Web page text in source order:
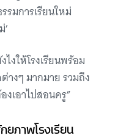
รมการเรียนใหม่
งให้โรงเรียนพร้อม
งๆ มากมาย รวมถึง
เอาไปสอนครู”
ยภาพโรงเรียน